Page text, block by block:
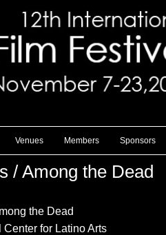
Venues Members Sponsors
/ Among the Dead
the Dead
for Latino Arts